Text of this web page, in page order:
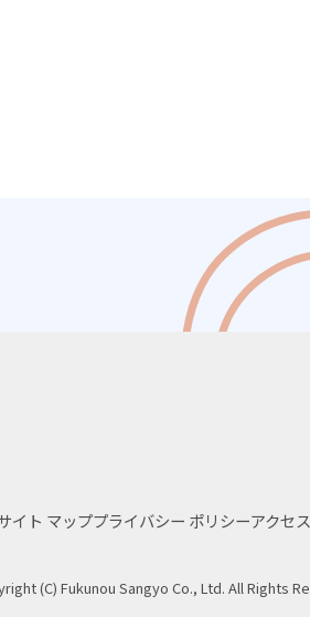
イト マッププライバシー ポリシーアクセス
(C) Fukunou Sangyo Co., Ltd. All Rights